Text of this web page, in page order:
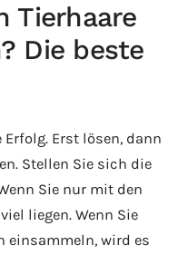
Tierhaare
Die beste
Erst lösen, dann
Stellen Sie sich die
Sie nur mit den
liegen. Wenn Sie
einsammeln, wird es